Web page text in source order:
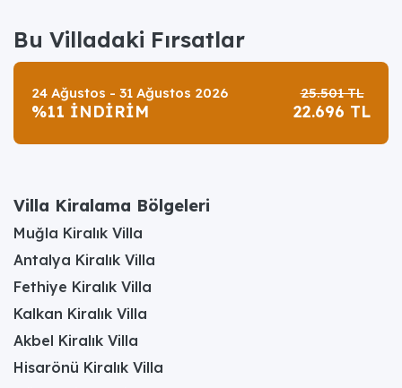
Bu Villadaki Fırsatlar
24 Ağustos - 31 Ağustos 2026
%11 İNDİRİM
25.501 TL
22.696 TL
Villa Kiralama Bölgeleri
Muğla Kiralık Villa
Antalya Kiralık Villa
Fethiye Kiralık Villa
Kalkan Kiralık Villa
Akbel Kiralık Villa
Hisarönü Kiralık Villa